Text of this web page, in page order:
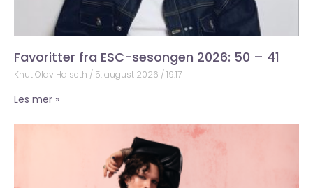
Favoritter fra ESC-sesongen 2026: 50 – 41
Knut Olav Halseth 5. august 2026 19:17
Les mer »